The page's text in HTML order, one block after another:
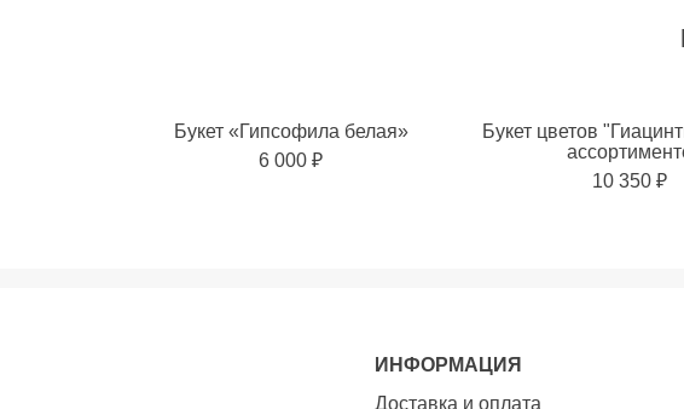
Букет «Гипсофила белая»
6 000 ₽
Букет цветов
10 350 ₽
ИНФОРМАЦИЯ
Доставка и оплата